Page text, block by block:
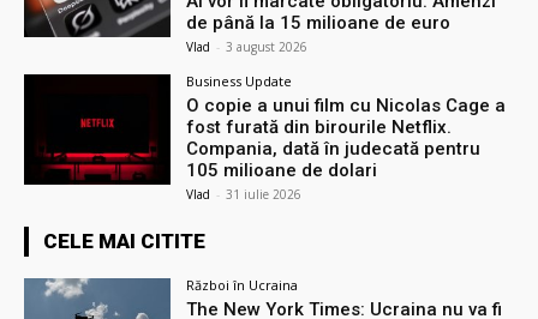
de până la 15 milioane de euro
Vlad - 3 august 2026
Business Update
O copie a unui film cu Nicolas Cage a
fost furată din birourile Netflix.
Compania, dată în judecată pentru
105 milioane de dolari
Vlad - 31 iulie 2026
CELE MAI CITITE
Război în Ucraina
The New York Times: Ucraina nu va fi